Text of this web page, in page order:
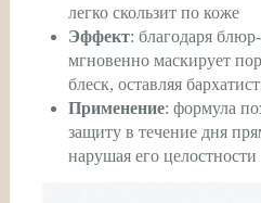
легко скользит по коже
Эффект: благодаря
мгновенно маскирует
блеск, оставляя
Применение: формула
защиту в течение дня
нарушая его целостности